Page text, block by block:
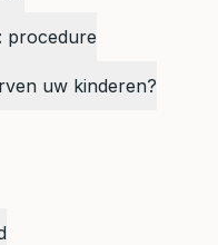
procedure
uw kinderen?